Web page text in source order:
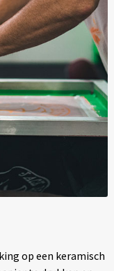
op een keramisch